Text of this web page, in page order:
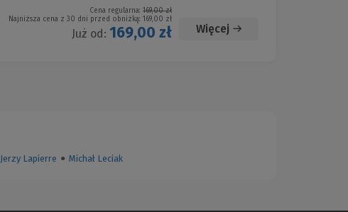
Cena regularna: 169,00 zł
Najniższa cena z 30 dni przed obniżką: 169,00 zł
Już od: 169,00 zł Więcej
Jerzy Lapierre ● Michał Leciak